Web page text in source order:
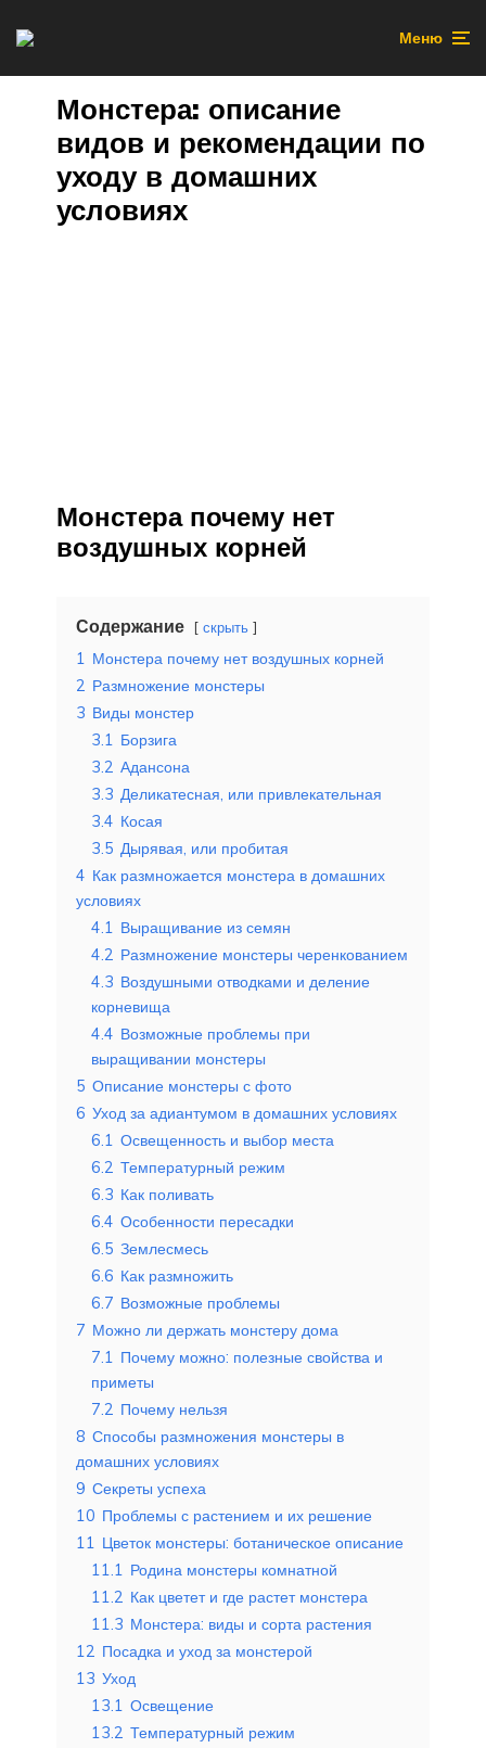
Меню
Монстера: описание
видов и рекомендации по
уходу в домашних
условиях
Монстера почему нет
воздушных корней
Содержание скрыть
1 Монстера почему нет воздушных корней
2 Размножение монстеры
3 Виды монстер
3.1 Борзига
3.2 Адансона
3.3 Деликатесная, или привлекательная
3.4 Косая
3.5 Дырявая, или пробитая
4 Как размножается монстера в домашних
условиях
4.1 Выращивание из семян
4.2 Размножение монстеры черенкованием
4.3 Воздушными отводками и деление
корневища
4.4 Возможные проблемы при
выращивании монстеры
5 Описание монстеры с фото
6 Уход за адиантумом в домашних условиях
6.1 Освещенность и выбор места
6.2 Температурный режим
6.3 Как поливать
6.4 Особенности пересадки
6.5 Землесмесь
6.6 Как размножить
6.7 Возможные проблемы
7 Можно ли держать монстеру дома
7.1 Почему можно: полезные свойства и
приметы
7.2 Почему нельзя
8 Способы размножения монстеры в
домашних условиях
9 Секреты успеха
10 Проблемы с растением и их решение
11 Цветок монстеры: ботаническое описание
11.1 Родина монстеры комнатной
11.2 Как цветет и где растет монстера
11.3 Монстера: виды и сорта растения
12 Посадка и уход за монстерой
13 Уход
13.1 Освещение
13.2 Температурный режим